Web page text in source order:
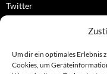
Um dir ein optimales Erlebnis
Cookies, um
Twitter